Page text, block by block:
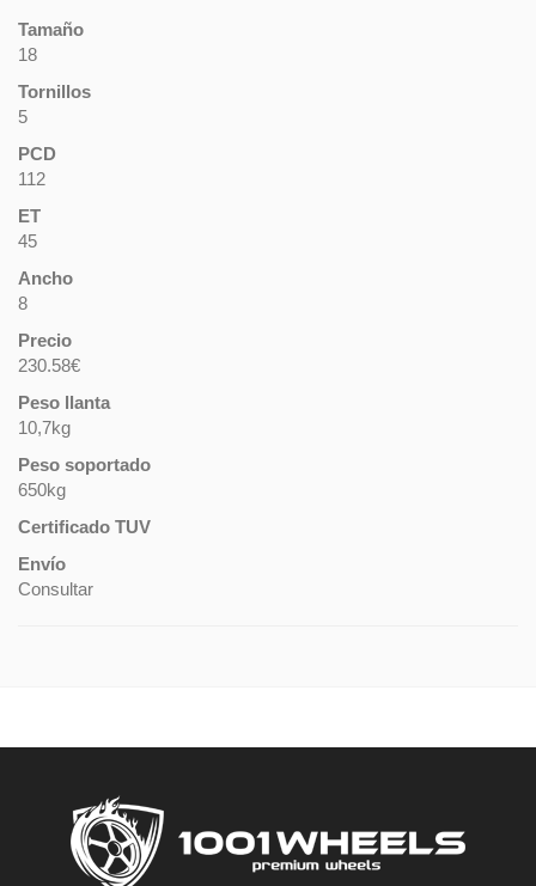
Tamaño
18
Tornillos
5
PCD
112
ET
45
Ancho
8
Precio
230.58€
Peso llanta
10,7kg
Peso soportado
650kg
Certificado TUV
Envío
Consultar